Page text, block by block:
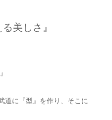
美しさ』
道に『型』を作り、そこに